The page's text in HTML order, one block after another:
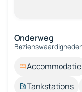
Onderweg
Accommodatie
Tankstations